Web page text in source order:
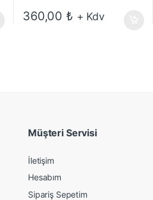
360,00 ₺ + Kdv
Müşteri Servisi
İletişim
Hesabım
Sipariş Sepetim